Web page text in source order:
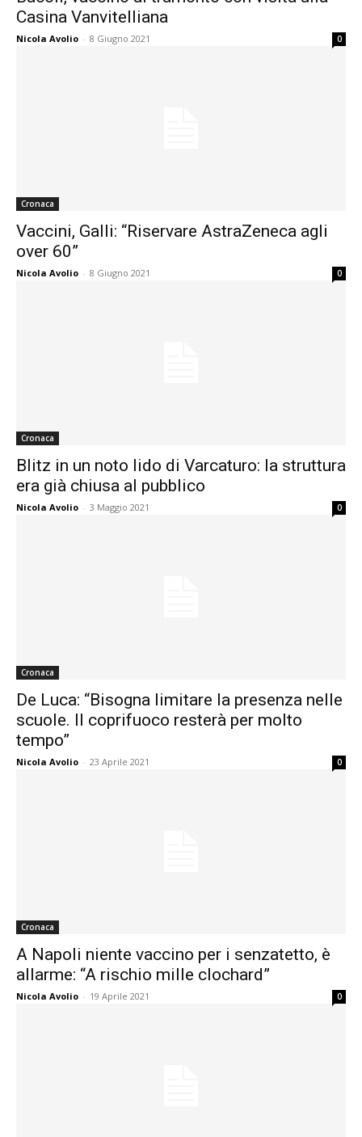
Casina Vanvitelliana
Nicola Avolio - 8 Giugno 2021 0
Cronaca
Vaccini, Galli: “Riservare AstraZeneca agli
over 60”
Nicola Avolio - 8 Giugno 2021 0
Cronaca
Blitz in un noto lido di Varcaturo: la struttura
era già chiusa al pubblico
Nicola Avolio - 3 Maggio 2021 0
Cronaca
De Luca: “Bisogna limitare la presenza nelle
scuole. Il coprifuoco resterà per molto
tempo”
Nicola Avolio - 23 Aprile 2021 0
Cronaca
A Napoli niente vaccino per i senzatetto, è
allarme: “A rischio mille clochard”
Nicola Avolio - 19 Aprile 2021 0